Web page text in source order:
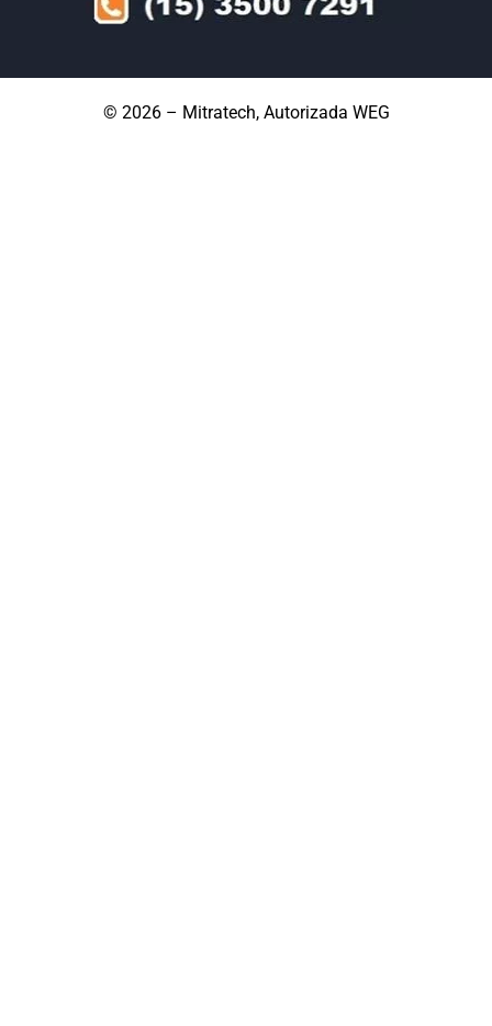
© 2026 – Mitratech, Autorizada WEG